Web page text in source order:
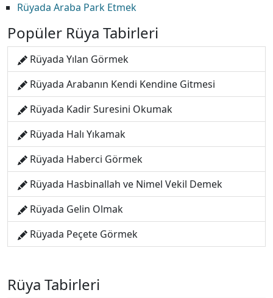
Rüyada Araba Park Etmek
Popüler Rüya Tabirleri
Rüyada Yılan Görmek
Rüyada Arabanın Kendi Kendine Gitmesi
Rüyada Kadir Suresini Okumak
Rüyada Halı Yıkamak
Rüyada Haberci Görmek
Rüyada Hasbinallah ve Nimel Vekil Demek
Rüyada Gelin Olmak
Rüyada Peçete Görmek
Rüya Tabirleri